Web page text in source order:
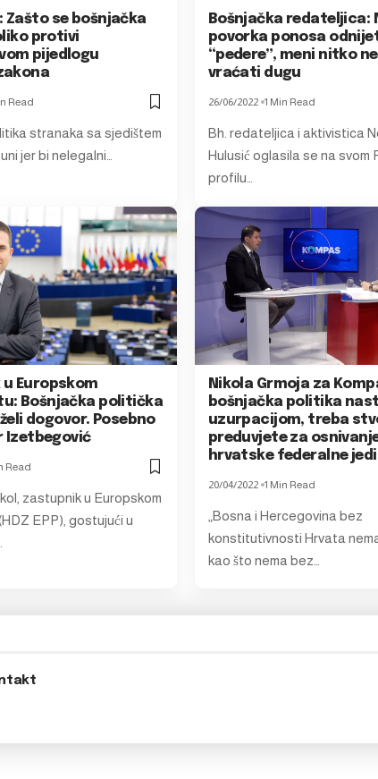
Zašto se bošnjačka
protivi
pijedlogu
Read
stranaka sa sjedištem
jer bi nelegalni…
Bošnjačka redateljica:
povorka ponosa
“pedere”, meni nitko
vraćati dugu
26/06/2022 1 Min Read
Bh. redateljica i aktivistica
Hulusić oglasila se na svom
profilu…
Europskom
Bošnjačka politička
dogovor. Posebno
Izetbegović
Read
zastupnik u Europskom
EPP), gostujući u
Nikola Grmoja za
bošnjačka politika
uzurpacijom, treba
preduvjete za
hrvatske federalne
20/04/2022 1 Min Read
„Bosna i Hercegovina bez
konstitutivnosti Hrvata
kao što nema bez…